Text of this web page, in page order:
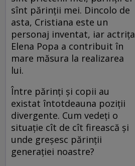
sînt părinţii mei. Dincolo de
asta, Cristiana este un
personaj inventat, iar actriţa
Elena Popa a contribuit în
mare măsura la realizarea
lui.
Între părinţi şi copii au
existat întotdeauna poziţii
divergente. Cum vedeţi o
situaţie cît de cît firească şi
unde greşesc părinţii
generaţiei noastre?